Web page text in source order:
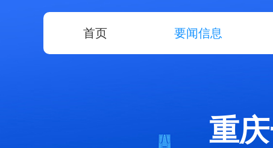
首页 要闻信息
重